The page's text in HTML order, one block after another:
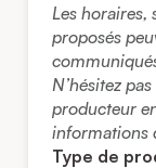
Les horaires,
proposés
N’hésitez
producteur
informations
Type de